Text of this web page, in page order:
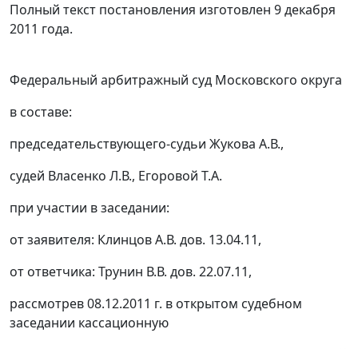
Полный текст постановления изготовлен 9 декабря
2011 года.
Федеральный арбитражный суд Московского округа
в составе:
председательствующего-судьи Жукова А.В.,
судей Власенко Л.В., Егоровой Т.А.
при участии в заседании:
от заявителя: Клинцов А.В. дов. 13.04.11,
от ответчика: Трунин В.В. дов. 22.07.11,
рассмотрев 08.12.2011 г. в открытом судебном
заседании кассационную